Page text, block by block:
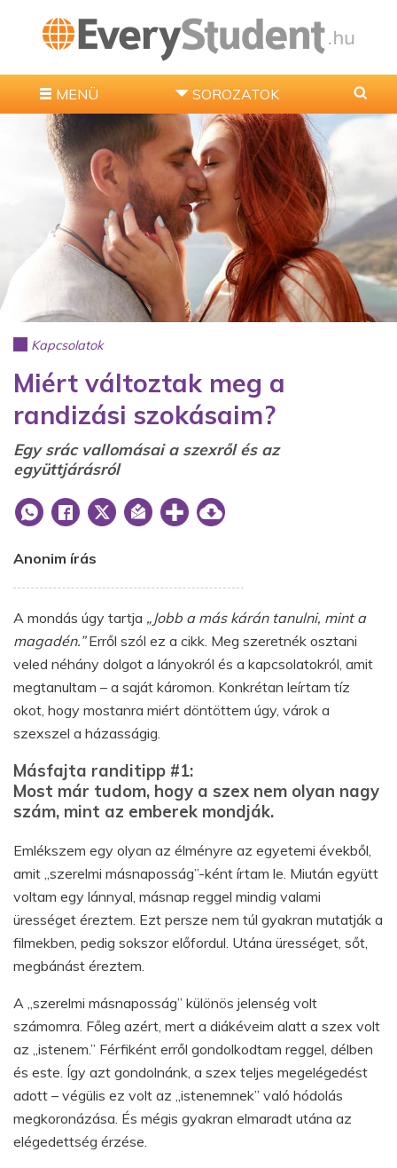
MENÜ SOROZATOK
Kapcsolatok
Miért változtak meg a
randizási szokásaim?
Egy srác vallomásai a szexről és az
együttjárásról
Anonim írás
A mondás úgy tartja „Jobb a más kárán tanulni, mint a
magadén.”Erről szól ez a cikk. Meg szeretnék osztani
veled néhány dolgot a lányokról és a kapcsolatokról, amit
megtanultam – a saját káromon. Konkrétan leírtam tíz
okot, hogy mostanra miért döntöttem úgy, várok a
szexszel a házasságig.
Másfajta randitipp #1:
Most már tudom, hogy a szex nem olyan nagy
szám, mint az emberek mondják.
Emlékszem egy olyan az élményre az egyetemi évekből,
amit „szerelmi másnaposság”-ként írtam le. Miután együtt
voltam egy lánnyal, másnap reggel mindig valami
ürességet éreztem. Ezt persze nem túl gyakran mutatják a
filmekben, pedig sokszor előfordul. Utána ürességet, sőt,
megbánást éreztem.
A „szerelmi másnaposság” különös jelenség volt
számomra. Főleg azért, mert a diákéveim alatt a szex volt
az „istenem.” Férfiként erről gondolkodtam reggel, délben
és este. Így azt gondolnánk, a szex teljes megelégedést
adott – végülis ez volt az „istenemnek” való hódolás
megkoronázása. És mégis gyakran elmaradt utána az
elégedettség érzése.